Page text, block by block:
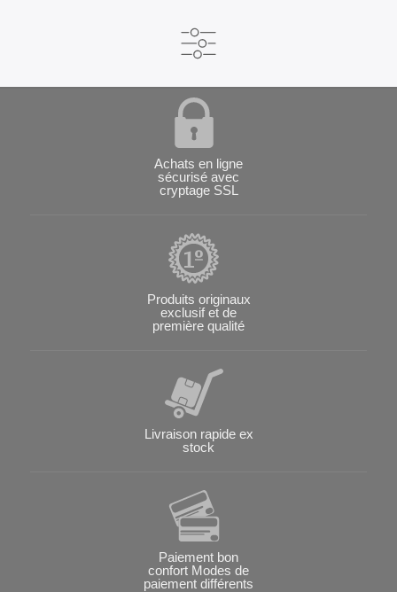
Achats en ligne
sécurisé avec
cryptage SSL
Produits originaux
exclusif et de
première qualité
Livraison rapide ex
stock
Paiement bon
confort Modes de
paiement différents